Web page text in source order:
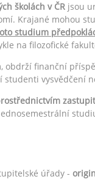
školách v ČR jsou
Krajané mohou
studium
na filozofické
finanční
vysvědčení
úřady -